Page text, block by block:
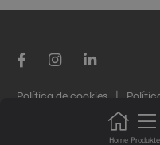
Política de cookies |
Geschäftsbedingungen
Home